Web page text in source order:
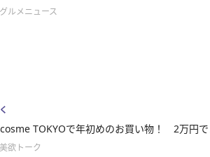
ルメニュース
TOKYOで年初めのお買い物！ 2万円
欲トーク